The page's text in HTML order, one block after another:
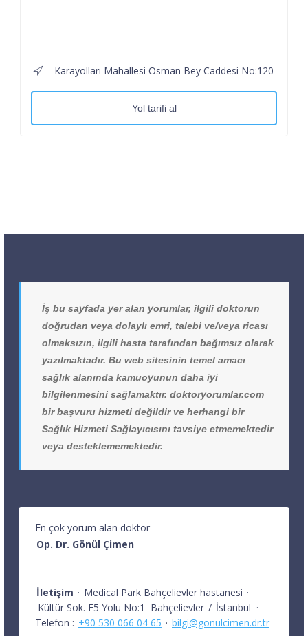
Karayolları Mahallesi Osman Bey Caddesi No:120
Yol tarifi al
İş bu sayfada yer alan yorumlar, ilgili doktorun
doğrudan veya dolaylı emri, talebi ve/veya ricası
olmaksızın, ilgili hasta tarafından bağımsız olarak
yazılmaktadır. Bu web sitesinin temel amacı
sağlık alanında kamuoyunun daha iyi
bilgilenmesini sağlamaktır. doktoryorumlar.com
bir başvuru hizmeti değildir ve herhangi bir
Sağlık Hizmeti Sağlayıcısını tavsiye etmemektedir
veya desteklememektedir.
En çok yorum alan doktor
Op. Dr. Gönül Çimen
İletişim · Medical Park Bahçelievler hastanesi ·
Kültür Sok. E5 Yolu No:1
Bahçelievler / İstanbul ·
Telefon : +90 530 066 04 65 · bilgi@gonulcimen.dr.tr